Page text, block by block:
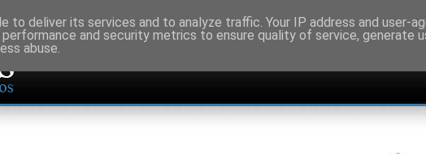
to deliver its services and to analyze traffic. Your IP address and user-
and security metrics to ensure quality of service, generate
abuse.